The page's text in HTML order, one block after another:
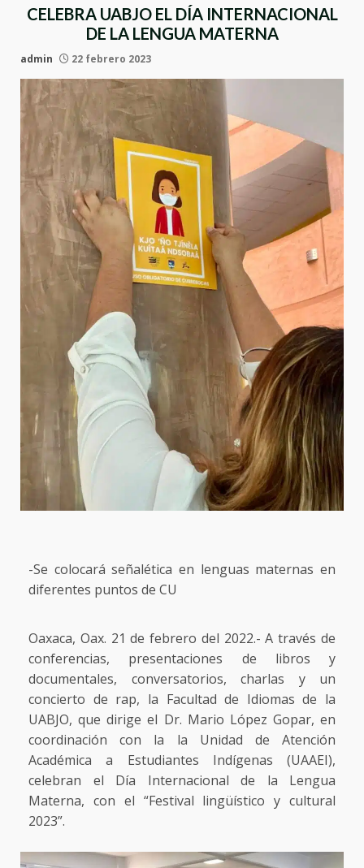
CELEBRA UABJO EL DÍA INTERNACIONAL
DE LA LENGUA MATERNA
admin 22 febrero 2023
-Se colocará señalética en lenguas maternas en
diferentes puntos de CU
Oaxaca, Oax. 21 de febrero del 2022.- A través de
conferencias, presentaciones de libros y
documentales, conversatorios, charlas y un
concierto de rap, la Facultad de Idiomas de la
UABJO, que dirige el Dr. Mario López Gopar, en
coordinación con la la Unidad de Atención
Académica a Estudiantes Indígenas (UAAEI),
celebran el Día Internacional de la Lengua
Materna, con el “Festival lingüístico y cultural
2023”.